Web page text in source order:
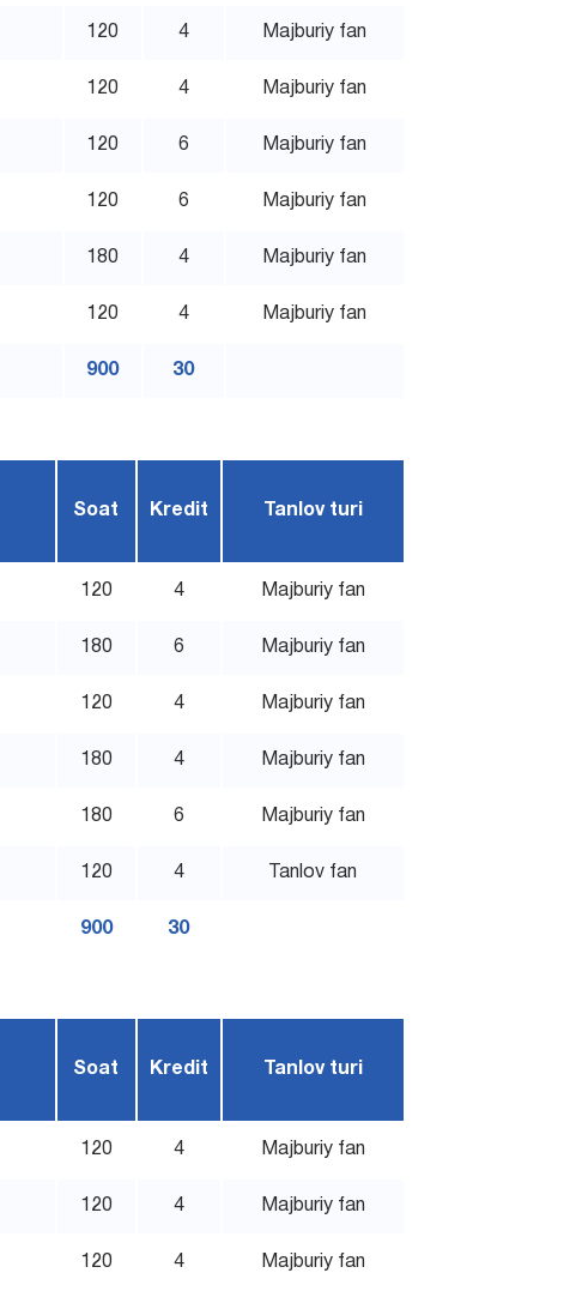
120 4 Majburiy fan
120 4 Majburiy fan
120 6 Majburiy fan
120 6 Majburiy fan
180 4 Majburiy fan
120 4 Majburiy fan
900 30
Soat Kredit Tanlov turi
120 4 Majburiy fan
180 6 Majburiy fan
120 4 Majburiy fan
180 4 Majburiy fan
180 6 Majburiy fan
120 4 Tanlov fan
900 30
Soat Kredit Tanlov turi
120 4 Majburiy fan
120 4 Majburiy fan
120 4 Majburiy fan